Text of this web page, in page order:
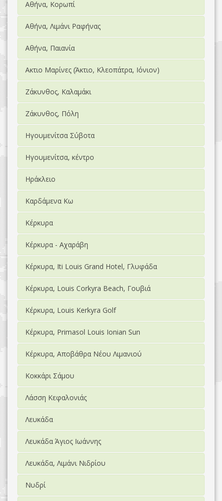
Αθήνα, Κορωπί
Αθήνα, Λιμάνι Ραφήνας
Αθήνα, Παιανία
Ακτιο Μαρίνες (Άκτιο, Κλεοπάτρα, Ιόνιον)
Ζάκυνθος, Καλαμάκι
Ζάκυνθος, Πόλη
Ηγουμενίτσα Σύβοτα
Ηγουμενίτσα, κέντρο
Ηράκλειο
Καρδάμενα Κω
Κέρκυρα
Κέρκυρα - Αχαράβη
Κέρκυρα, Iti Louis Grand Hotel, Γλυφάδα
Κέρκυρα, Louis Corkyra Beach, Γουβιά
Κέρκυρα, Louis Kerkyra Golf
Κέρκυρα, Primasol Louis Ionian Sun
Κέρκυρα, Αποβάθρα Νέου Λιμανιού
Κοκκάρι Σάμου
Λάσση Κεφαλονιάς
Λευκάδα
Λευκάδα Άγιος Ιωάννης
Λευκάδα, Λιμάνι Νιδρίου
Νυδρί